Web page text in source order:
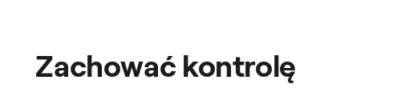
Zachować kontrolę